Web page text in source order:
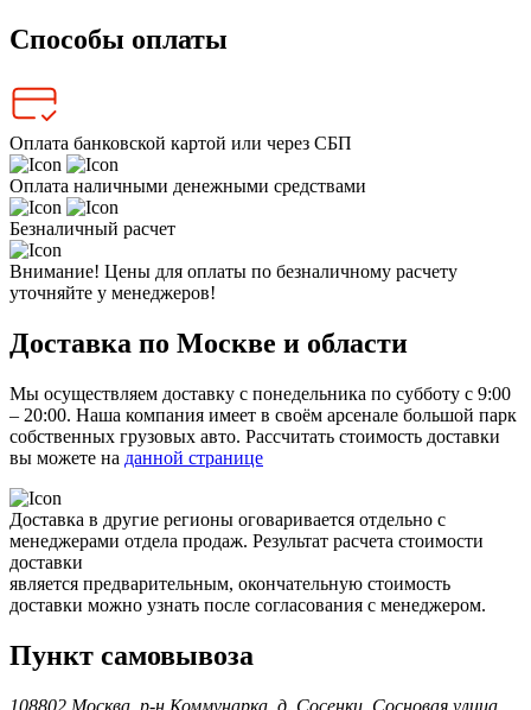
Способы оплаты
Оплата банковской картой или через СБП
Оплата наличными денежными средствами
Безналичный расчет
Внимание! Цены для оплаты по безналичному расчету
уточняйте у менеджеров!
Доставка по Москве и области
Мы осуществляем доставку с понедельника по субботу с 9:00
– 20:00. Наша компания имеет в своём арсенале большой парк
собственных грузовых авто. Рассчитать стоимость доставки
вы можете на данной странице
Доставка в другие регионы оговаривается отдельно с
менеджерами отдела продаж. Результат расчета стоимости
доставки
является предварительным, окончательную стоимость
доставки можно узнать после согласования с менеджером.
Пункт самовывоза
108802 Москва, р-н Коммунарка, д. Сосенки, Сосновая улица,